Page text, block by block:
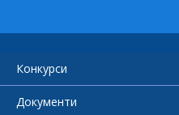
Конкурси
Документи